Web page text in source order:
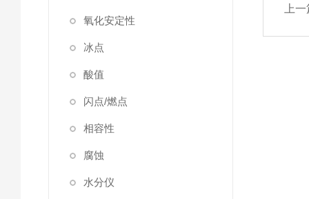
氧化安定性
冰点
酸值
闪点/燃点
相容性
腐蚀
水分仪
上